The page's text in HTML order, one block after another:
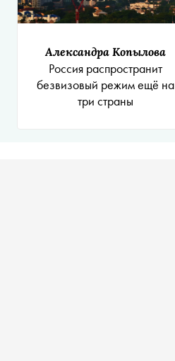
Александра Копылова
Россия распространит
безвизовый режим ещё на
три страны